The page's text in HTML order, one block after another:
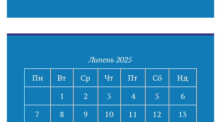
Липень 2025
Пн
Вт Ср Чт Пт Сб
Нд
1
2 3 4 5
6
7
8 9 10 11 12
13